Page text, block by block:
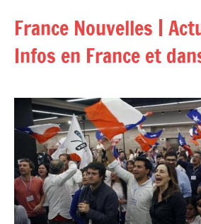
contenu
France Nouvelles |
Infos en France et